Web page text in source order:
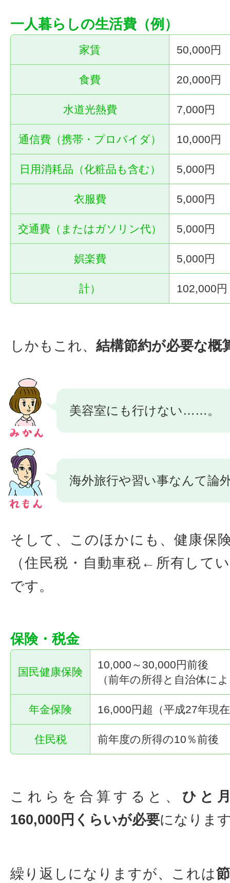
一人暮らしの生活費（例）
家賃 50,000円
食費 20,000円
水道光熱費 7,000円
通信費（携帯・プロバイダ） 10,000円
日用消耗品（化粧品も含む） 5,000円
衣服費 5,000円
交通費（またはガソリン代） 5,000円
娯楽費 5,000円
計） 102,000円
しかもこれ、 結構節約が必要な概
美容室にも行けない……。
海外旅行や習い事なんて論
そして、このほかにも、健康保
（住民税・自動車税←所有して
です。
保険・税金
国民健康保険
10,000～30,000円前後
（前年の所得と自治体に
年金保険 16,000円超（平成27年現
住民税 前年度の所得の10％前後
これらを合算すると、 ひと
160,000円くらいが必要になりま
繰り返しになりますが、これは